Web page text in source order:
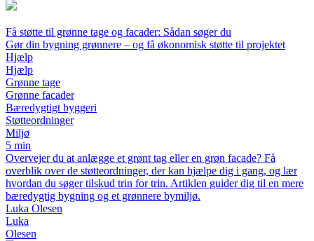
Få støtte til grønne tage og facader: Sådan søger du
Gør din bygning grønnere – og få økonomisk støtte til projektet
Hjælp
Hjælp
Grønne tage
Grønne facader
Bæredygtigt byggeri
Støtteordninger
Miljø
5 min
Overvejer du at anlægge et grønt tag eller en grøn facade? Få
overblik over de støtteordninger, der kan hjælpe dig i gang, og lær
hvordan du søger tilskud trin for trin. Artiklen guider dig til en mere
bæredygtig bygning og et grønnere bymiljø.
Luka Olesen
Luka
Olesen